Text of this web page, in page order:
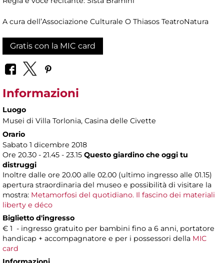
A cura dell’Associazione Culturale O Thiasos TeatroNatura
Gratis con la MIC card
Informazioni
Luogo
Musei di Villa Torlonia, Casina delle Civette
Orario
Sabato 1 dicembre 2018
Ore 20.30 - 21.45 - 23.15 Questo giardino che oggi tu
distruggi
Inoltre dalle ore 20.00 alle 02.00 (ultimo ingresso alle 01.15)
apertura straordinaria del museo e possibilità di visitare la
mostra: Metamorfosi del quotidiano. Il fascino dei materiali
liberty e déco
Biglietto d'ingresso
€ 1 - ingresso gratuito per bambini fino a 6 anni, portatore
handicap + accompagnatore e per i possessori della MIC
card